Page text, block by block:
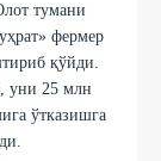
тумани
фермер
қўйди.
уни 25 млн
ўтказишга